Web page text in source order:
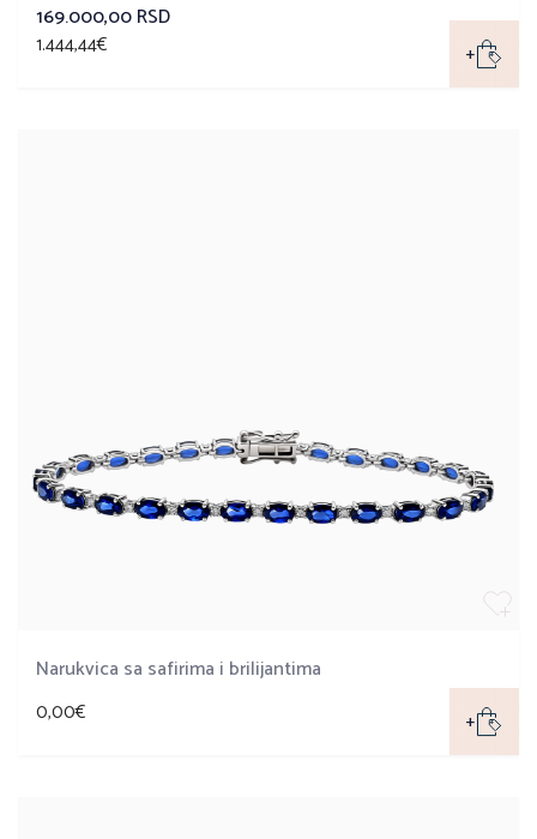
169.000,00 RSD
1.444,44€ +
Narukvica sa safirima i brilijantima
0,00€ +